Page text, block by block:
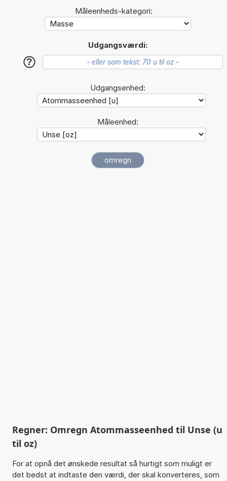
Måleenheds-kategori:
Udgangsværdi:
?
Udgangsenhed:
Måleenhed:
Regner: Omregn Atommasseenhed til Unse (u
til oz)
For at opnå det ønskede resultat så hurtigt som muligt er
det bedst at indtaste den værdi, der skal konverteres, som